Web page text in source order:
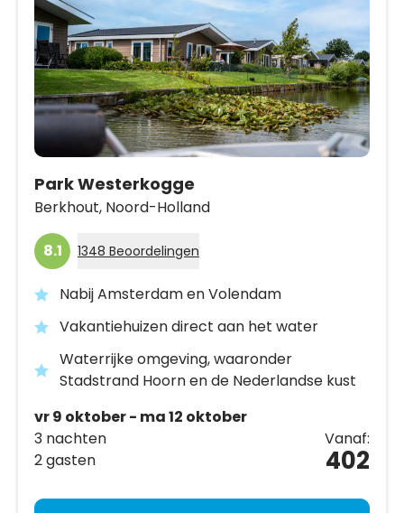
Park Westerkogge
Berkhout, Noord-Holland
8.1 1348 Beoordelingen
Nabij Amsterdam en Volendam
Vakantiehuizen direct aan het water
Waterrijke omgeving, waaronder
Stadstrand Hoorn en de Nederlandse kust
vr 9 oktober - ma 12 oktober
3 nachten
2 gasten
Vanaf:
402